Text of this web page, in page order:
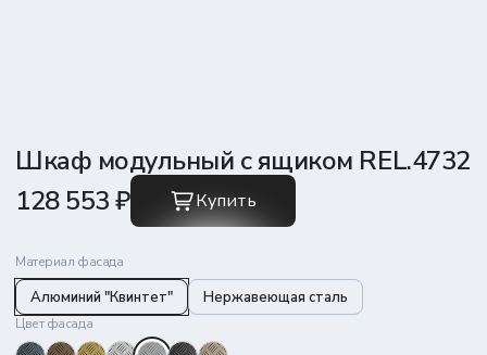
Шкаф модульный с ящиком REL.4732
128 553 ₽
Купить
Материал фасада
Алюминий "Квинтет" Нержавеющая сталь
Цвет фасада